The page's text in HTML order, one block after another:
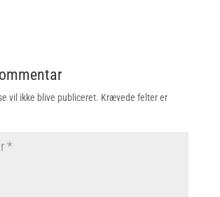
vil ikke blive publiceret. Krævede felter er